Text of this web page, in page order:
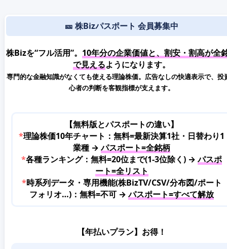
🎫 株Bizパスポート 会員募集中
株Bizを“フル活用”。 10年分の企業価値と、割安・割高が全
で見えるようになります。
専門的な金融知識がなくても使える理論株価。広告なしの快適表示で、投
心者の判断を客観指標が支えます。
【無料版とパスポートの違い】
*理論株価10年チャート：無料=最新決算1社・日替わり1
業種 →パスポート=全銘柄
*各種ランキング：無料=20位まで(1-3位除く) →パスポ
ート=全リスト
*時系列データ・専用機能(株BizTV/CSV/分布図/ポート
フォリオ…)：無料=不可 →パスポート=すべて解放
【年払いプラン】お得！